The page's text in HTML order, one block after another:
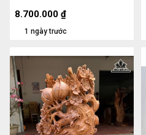
1 ngày trước
8.700.000 ₫